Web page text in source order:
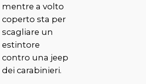
mentre a volto
coperto sta per
scagliare un
estintore
contro una jeep
dei carabinieri.